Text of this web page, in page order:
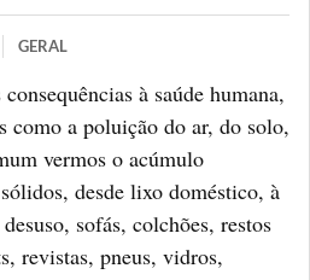
GERAL
à saúde humana,
como a poluição do ar, do solo,
vermos o acúmulo
desde lixo doméstico, à
sofás, colchões, restos
revistas, pneus, vidros,